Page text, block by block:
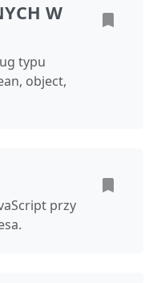
W
typu
object,
przy